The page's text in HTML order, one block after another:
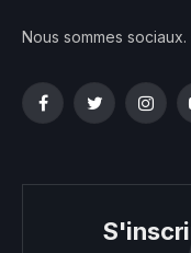
Nous sommes
FacebookTwitter